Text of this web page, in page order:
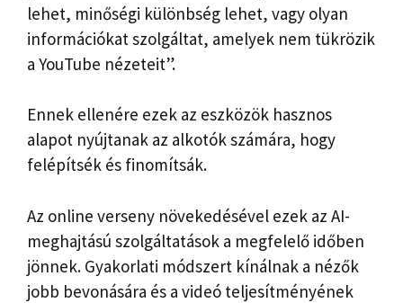
lehet, minőségi különbség lehet, vagy olyan
információkat szolgáltat, amelyek nem tükrözik
a YouTube nézeteit”.
Ennek ellenére ezek az eszközök hasznos
alapot nyújtanak az alkotók számára, hogy
felépítsék és finomítsák.
Az online verseny növekedésével ezek az AI-
meghajtású szolgáltatások a megfelelő időben
jönnek. Gyakorlati módszert kínálnak a nézők
jobb bevonására és a videó teljesítményének